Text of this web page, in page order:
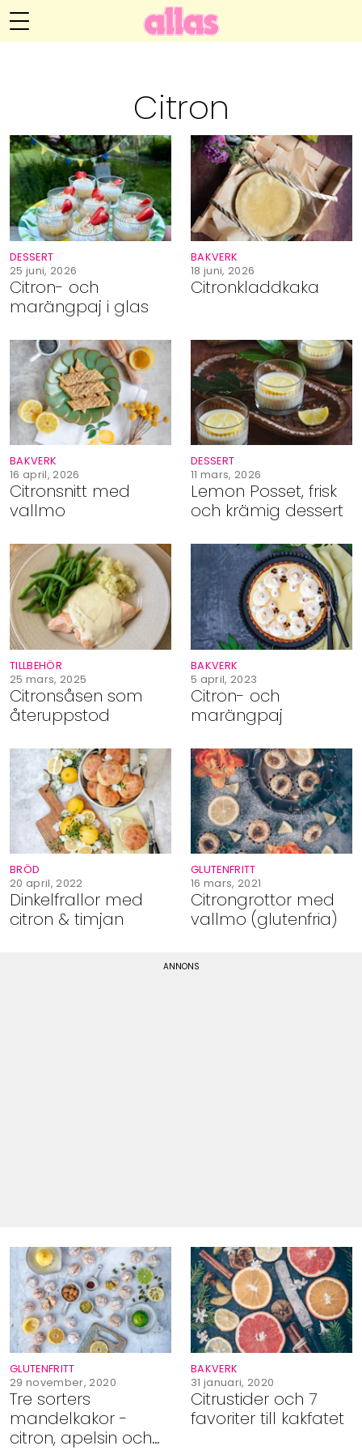
Relationer
Handarbete
Video
Shop
Hem & Trädgård
Underhållning
Om Oss
Annelie Anderssons blogg
Hem
Om Annelie
Kategorier
Arkiv
Webshop
Kontakt
Citron
Citron- och
marängpaj i glas
DESSERT
25 juni, 2026
Citronkladdkaka
BAKVERK
18 juni, 2026
Citronsnitt med
vallmo
BAKVERK
16 april, 2026
Lemon Posset, frisk
och krämig dessert
DESSERT
11 mars, 2026
Citronsåsen som
återuppstod
TILLBEHÖR
25 mars, 2025
Citron- och
marängpaj
BAKVERK
5 april, 2023
Dinkelfrallor med
citron & timjan
BRÖD
20 april, 2022
Citrongrottor med
vallmo (glutenfria)
GLUTENFRITT
16 mars, 2021
Tre sorters
mandelkakor -
citron, apelsin och
GLUTENFRITT
29 november, 2020
Citrustider och 7
favoriter till kakfatet
BAKVERK
31 januari, 2020